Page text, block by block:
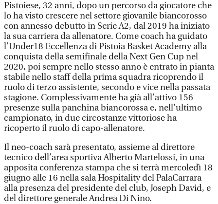
Pistoiese, 32 anni, dopo un percorso da giocatore che
lo ha visto crescere nel settore giovanile biancorosso
con annesso debutto in Serie A2, dal 2019 ha iniziato
la sua carriera da allenatore. Come coach ha guidato
l’Under18 Eccellenza di Pistoia Basket Academy alla
conquista della semifinale della Next Gen Cup nel
2020, poi sempre nello stesso anno è entrato in pianta
stabile nello staff della prima squadra ricoprendo il
ruolo di terzo assistente, secondo e vice nella passata
stagione. Complessivamente ha già all’attivo 156
presenze sulla panchina biancorossa e, nell’ultimo
campionato, in due circostanze vittoriose ha
ricoperto il ruolo di capo-allenatore.
Il neo-coach sarà presentato, assieme al direttore
tecnico dell’area sportiva Alberto Martelossi, in una
apposita conferenza stampa che si terrà mercoledì 18
giugno alle 16 nella sala Hospitality del PalaCarrara
alla presenza del presidente del club, Joseph David, e
del direttore generale Andrea Di Nino.